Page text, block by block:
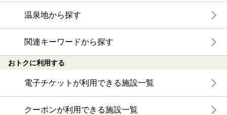
温泉地から探す
関連キーワードから探す
おトクに利用する
電子チケットが利用できる施設一覧
クーポンが利用できる施設一覧